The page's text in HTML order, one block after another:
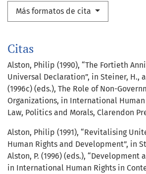
Más formatos de cita
Citas
Alston, Philip (1990), “The Fortieth
Universal Declaration”, in Steiner, H.,
(1996c) (eds.), The Role of Non-
Organizations, in International
Law, Politics and Morals, Clarendon
Alston, Philip (1991), “Revitalising
Human Rights and Development”, in
Alston, P. (1996) (eds.), “Development
in International Human Rights in